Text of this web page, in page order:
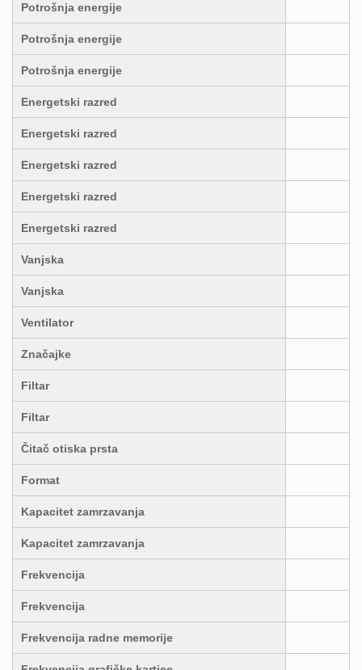
Potrošnja energije
Potrošnja energije
Potrošnja energije
Energetski razred
Energetski razred
Energetski razred
Energetski razred
Energetski razred
Vanjska
Vanjska
Ventilator
Značajke
Filtar
Filtar
Čitač otiska prsta
Format
Kapacitet zamrzavanja
Kapacitet zamrzavanja
Frekvencija
Frekvencija
Frekvencija radne memorije